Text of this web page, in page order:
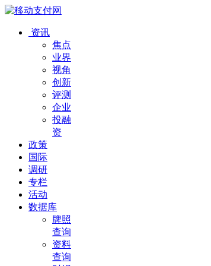
资讯
焦点
业界
视角
创新
评测
企业
投融
资
政策
国际
调研
专栏
活动
数据库
牌照
查询
资料
查询